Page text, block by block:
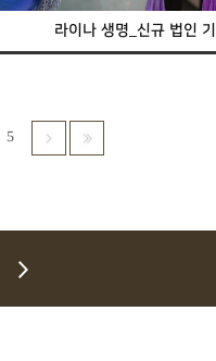
라이나 생명_신규 법인
5